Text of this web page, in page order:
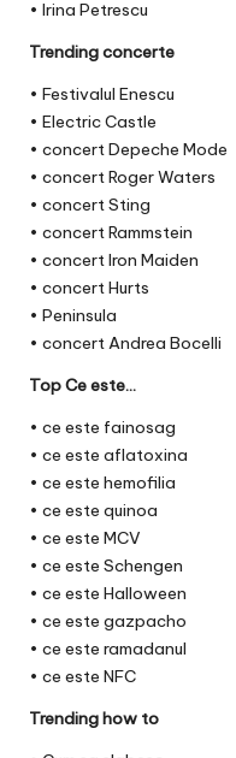
• Irina Petrescu
Trending concerte
• Festivalul Enescu
• Electric Castle
• concert Depeche Mode
• concert Roger Waters
• concert Sting
• concert Rammstein
• concert Iron Maiden
• concert Hurts
• Peninsula
• concert Andrea Bocelli
Top Ce este…
• ce este fainosag
• ce este aflatoxina
• ce este hemofilia
• ce este quinoa
• ce este MCV
• ce este Schengen
• ce este Halloween
• ce este gazpacho
• ce este ramadanul
• ce este NFC
Trending how to